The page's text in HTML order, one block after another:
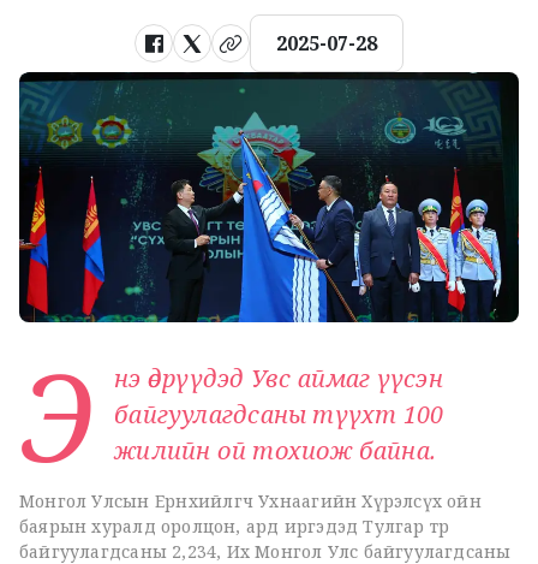
2025-07-28
Э
нэ өдрүүдэд Увс аймаг үүсэн
байгуулагдсаны түүхт 100
жилийн ой тохиож байна.
Монгол Улсын Ерөнхийлөгч Ухнаагийн Хүрэлсүх ойн
баярын хуралд оролцон, ард иргэдэд Тулгар төр
байгуулагдсаны 2,234, Их Монгол Улс байгуулагдсаны